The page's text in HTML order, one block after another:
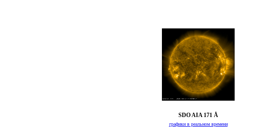
SDO AIA 171 Å
графики в реальном времени